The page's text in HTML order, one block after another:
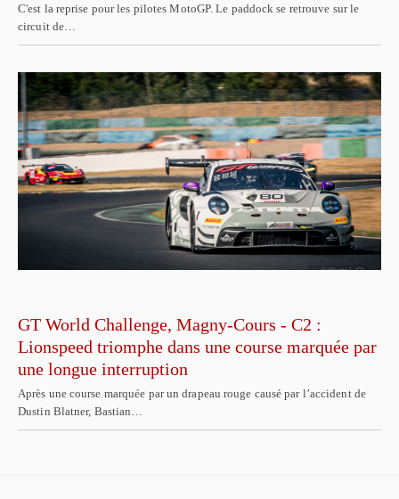
C'est la reprise pour les pilotes MotoGP. Le paddock se retrouve sur le
circuit de…
GT World Challenge, Magny-Cours - C2 :
Lionspeed triomphe dans une course marquée par
une longue interruption
Après une course marquée par un drapeau rouge causé par l’accident de
Dustin Blatner, Bastian…